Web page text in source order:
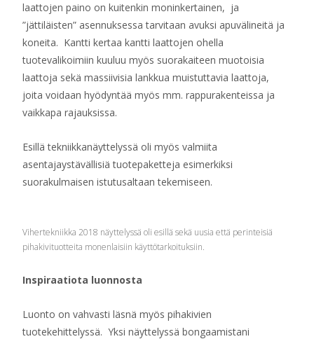
laattojen paino on kuitenkin moninkertainen, ja
”jättiläisten” asennuksessa tarvitaan avuksi apuvälineitä ja
koneita. Kantti kertaa kantti laattojen ohella
tuotevalikoimiin kuuluu myös suorakaiteen muotoisia
laattoja sekä massiivisia lankkua muistuttavia laattoja,
joita voidaan hyödyntää myös mm. rappurakenteissa ja
vaikkapa rajauksissa.
Esillä tekniikkanäyttelyssä oli myös valmiita
asentajaystävällisiä tuotepaketteja esimerkiksi
suorakulmaisen istutusaltaan tekemiseen.
Vihertekniikka 2018 näyttelyssä oli esillä sekä uusia että perinteisiä
pihakivituotteita monenlaisiin käyttötarkoituksiin.
Inspiraatiota luonnosta
Luonto on vahvasti läsnä myös pihakivien
tuotekehittelyssä. Yksi näyttelyssä bongaamistani